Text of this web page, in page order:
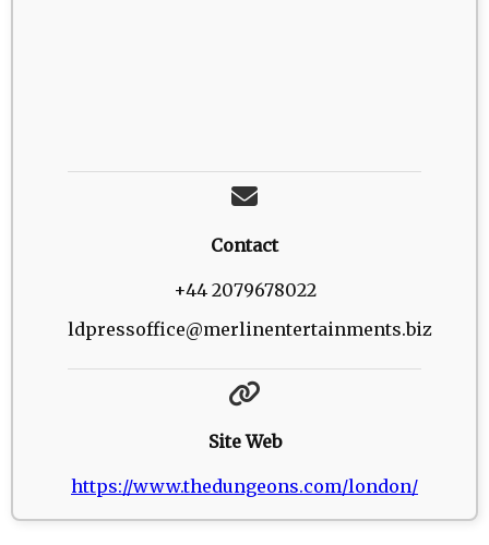
Contact
+44 2079678022
ldpressoffice@merlinentertainments.biz
Site Web
https://www.thedungeons.com/london/